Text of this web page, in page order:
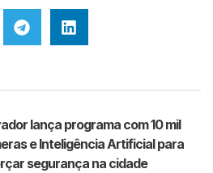
lança programa com 10 mil
e Inteligência Artificial para
segurança na cidade